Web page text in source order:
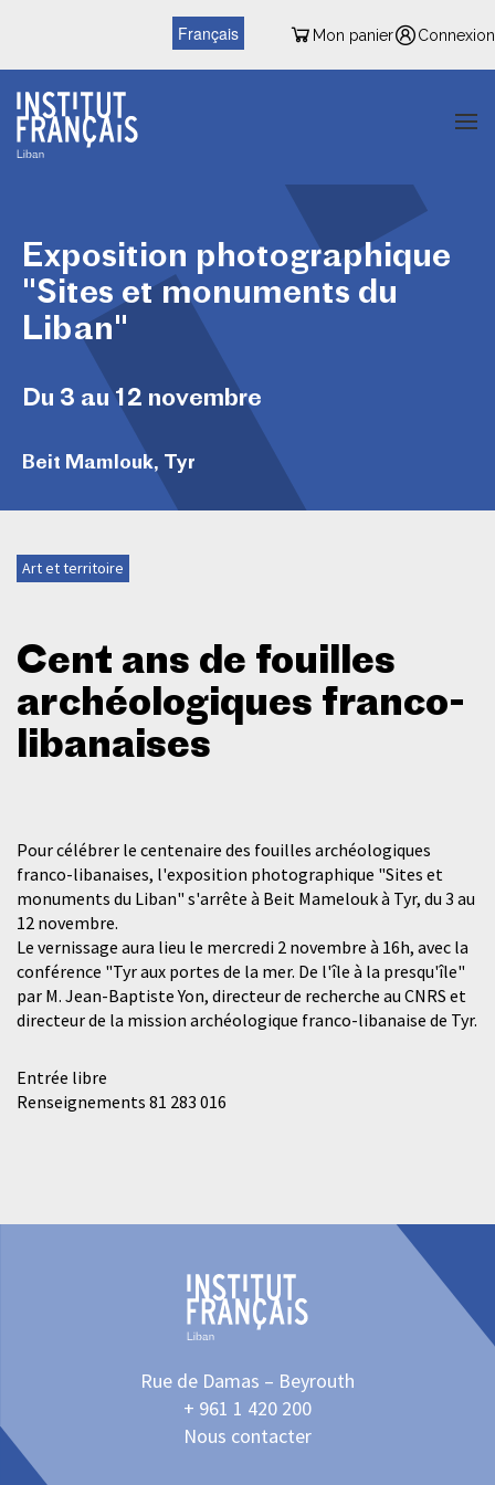
Mon panier Connexion
Français
Exposition photographique
"Sites et monuments du
Liban"
Du 3 au 12 novembre
Beit Mamlouk, Tyr
Art et territoire
Cent ans de fouilles
archéologiques franco-
libanaises
Pour célébrer le centenaire des fouilles archéologiques
franco-libanaises, l'exposition photographique "Sites et
monuments du Liban" s'arrête à Beit Mamelouk à Tyr, du 3 au
12 novembre.
Le vernissage aura lieu le mercredi 2 novembre à 16h, avec la
conférence "Tyr aux portes de la mer. De l'île à la presqu'île"
par M. Jean-Baptiste Yon, directeur de recherche au CNRS et
directeur de la mission archéologique franco-libanaise de Tyr.
Entrée libre
Renseignements 81 283 016
Rue de Damas – Beyrouth
+ 961 1 420 200
Nous contacter